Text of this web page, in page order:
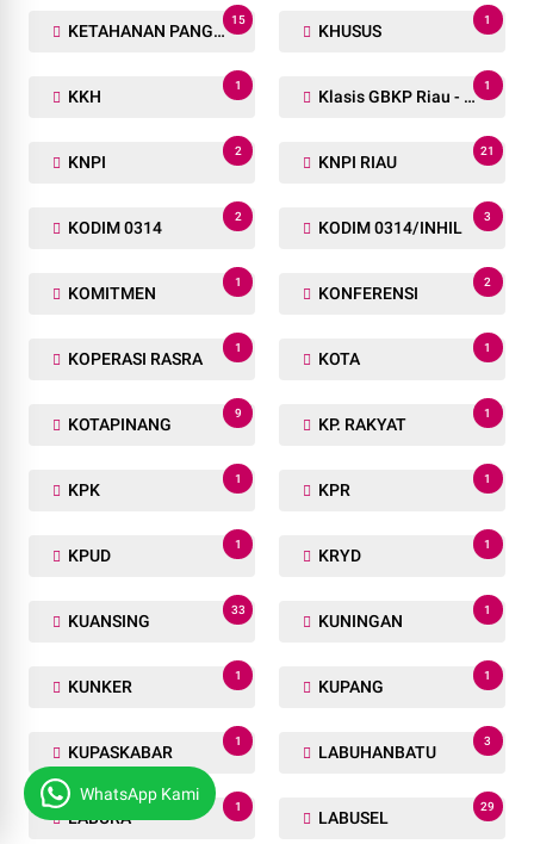
KETAHANAN PANGAN
15
KHUSUS
1
KKH
1
Klasis GBKP Riau - Sumbar.
1
KNPI
2
KNPI RIAU
21
KODIM 0314
2
KODIM 0314/INHIL
3
KOMITMEN
1
KONFERENSI
2
KOPERASI RASRA
1
KOTA
1
KOTAPINANG
9
KP. RAKYAT
1
KPK
1
KPR
1
KPUD
1
KRYD
1
KUANSING
33
KUNINGAN
1
KUNKER
1
KUPANG
1
KUPASKABAR
1
LABUHANBATU
3
LABURA
1
LABUSEL
29
WhatsApp Kami